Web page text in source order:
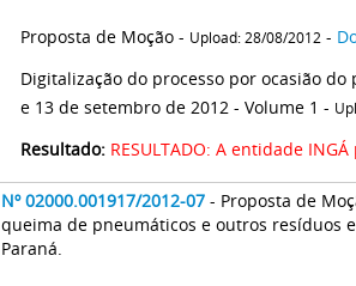
Proposta de Moção - Upload: 28/08/2012 -
Digitalização do processo por ocasião
e 13 de setembro de 2012 - Volume 1 -
Resultado: RESULTADO: A entidade
Nº 02000.001917/2012-07 - Proposta de
queima de pneumáticos e outros resíduos
Paraná.